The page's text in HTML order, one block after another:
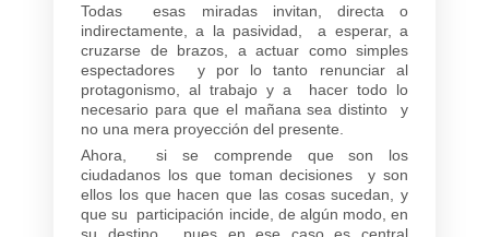
Todas esas miradas invitan, directa o
indirectamente, a la pasividad, a esperar, a
cruzarse de brazos, a actuar como simples
espectadores y por lo tanto renunciar al
protagonismo, al trabajo y a hacer todo lo
necesario para que el mañana sea distinto y
no una mera proyección del presente.
Ahora, si se comprende que son los
ciudadanos los que toman decisiones y son
ellos los que hacen que las cosas sucedan, y
que su participación incide, de algún modo, en
su destino, pues en ese caso es central